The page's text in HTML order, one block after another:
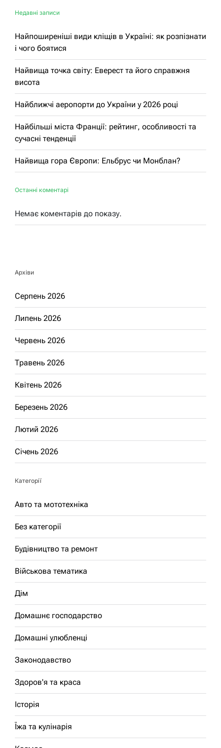
Недавні записи
Найпоширеніші види кліщів в Україні: як розпізнати
і чого боятися
Найвища точка світу: Еверест та його справжня
висота
Найближчі аеропорти до України у 2026 році
Найбільші міста Франції: рейтинг, особливості та
сучасні тенденції
Найвища гора Європи: Ельбрус чи Монблан?
Останні коментарі
Немає коментарів до показу.
Архіви
Серпень 2026
Липень 2026
Червень 2026
Травень 2026
Квітень 2026
Березень 2026
Лютий 2026
Січень 2026
Категорії
Авто та мототехніка
Без категорії
Будівництво та ремонт
Військова тематика
Дім
Домашнє господарство
Домашні улюбленці
Законодавство
Здоров'я та краса
Історія
Їжа та кулінарія